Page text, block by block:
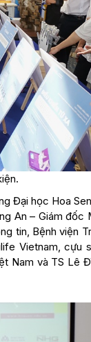
Đại học Hoa
An – Giám đốc
tin, Bệnh viện
Vietnam, cựu
Nam và TS Lê